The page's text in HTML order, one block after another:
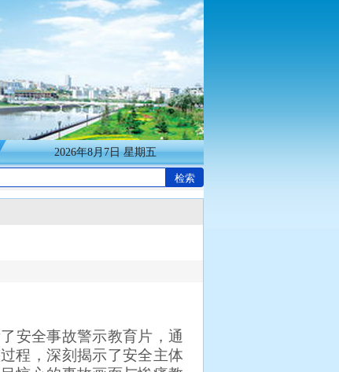
2026年8月7日 星期五
安全事故警示教育片，通
程，深刻揭示了安全主体